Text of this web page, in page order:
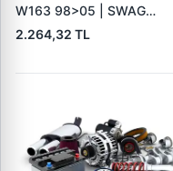
W163 98>05 | SWAG
10916410 | OEM
A1634201220
2.264,32 TL